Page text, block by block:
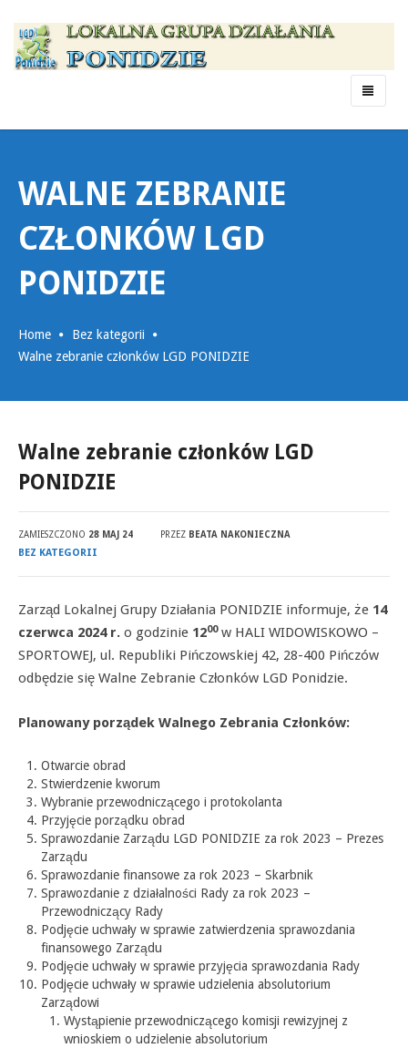
Menu
WALNE ZEBRANIE
CZŁONKÓW LGD
PONIDZIE
Home
Bez kategorii
Walne zebranie członków LGD PONIDZIE
Walne zebranie członków LGD
PONIDZIE
ZAMIESZCZONO 28 MAJ 24 PRZEZ BEATA NAKONIECZNA
BEZ KATEGORII
Zarząd Lokalnej Grupy Działania PONIDZIE informuje, że 14
czerwca 2024 r. o godzinie 1200w HALI WIDOWISKOWO –
SPORTOWEJ, ul. Republiki Pińczowskiej 42, 28-400 Pińczów
odbędzie się Walne Zebranie Członków LGD Ponidzie.
Planowany porządek Walnego Zebrania Członków:
Otwarcie obrad
Stwierdzenie kworum
Wybranie przewodniczącego i protokolanta
Przyjęcie porządku obrad
Sprawozdanie Zarządu LGD PONIDZIE za rok 2023 – Prezes
Zarządu
Sprawozdanie finansowe za rok 2023 – Skarbnik
Sprawozdanie z działalności Rady za rok 2023 –
Przewodniczący Rady
Podjęcie uchwały w sprawie zatwierdzenia sprawozdania
finansowego Zarządu
Podjęcie uchwały w sprawie przyjęcia sprawozdania Rady
Podjęcie uchwały w sprawie udzielenia absolutorium
Zarządowi
Wystąpienie przewodniczącego komisji rewizyjnej z
wnioskiem o udzielenie absolutorium